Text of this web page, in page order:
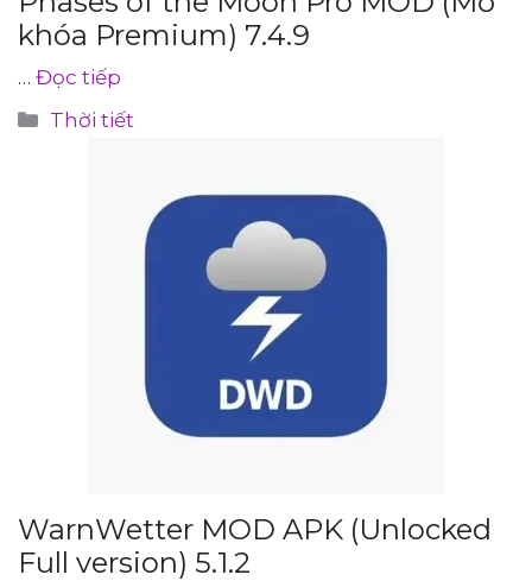
khóa Premium) 7.4.9
… Đọc tiếp
Danh
Thời tiết
WarnWetter MOD APK (Unlocked
Full version) 5.1.2